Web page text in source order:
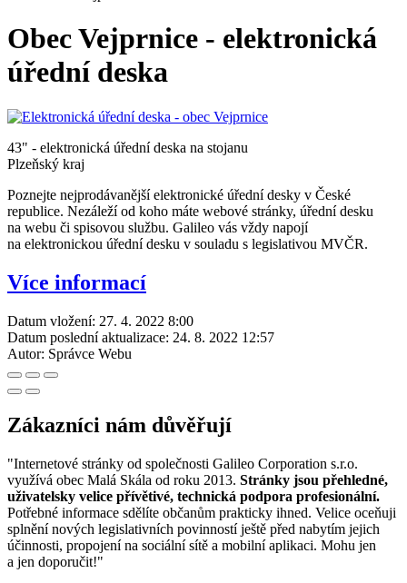
Obec Vejprnice - elektronická
úřední deska
43" - elektronická úřední deska na stojanu
Plzeňský kraj
Poznejte nejprodávanější elektronické úřední desky v České
republice. Nezáleží od koho máte webové stránky, úřední desku
na webu či spisovou službu. Galileo vás vždy napojí
na elektronickou úřední desku v souladu s legislativou MVČR.
Více informací
Datum vložení: 27. 4. 2022 8:00
Datum poslední aktualizace: 24. 8. 2022 12:57
Autor: Správce Webu
Zákazníci nám důvěřují
"Internetové stránky od společnosti Galileo Corporation s.r.o.
využívá obec Malá Skála od roku 2013. Stránky jsou přehledné,
uživatelsky velice přívětivé, technická podpora profesionální.
Potřebné informace sdělíte občanům prakticky ihned. Velice oceňuji
splnění nových legislativních povinností ještě před nabytím jejich
účinnosti, propojení na sociální sítě a mobilní aplikaci. Mohu jen
a jen doporučit!"